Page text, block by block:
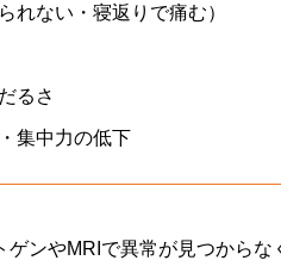
れない・寝返りで痛む）
るさ
集中力の低下
ンやMRIで異常が見つからな